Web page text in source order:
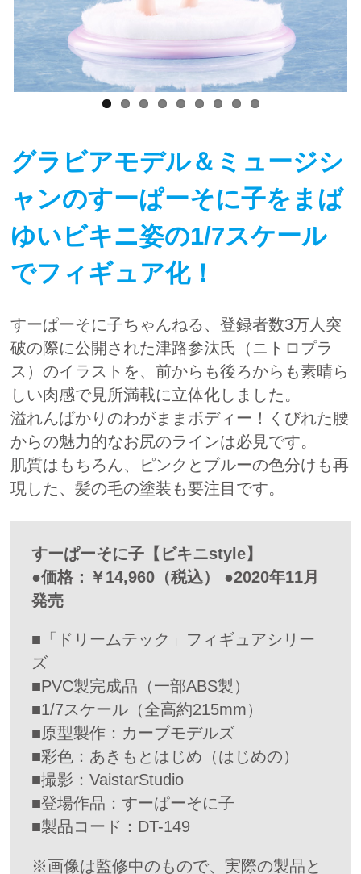
グラビアモデル＆ミュージシ
ャンのすーぱーそに子をまば
ゆいビキニ姿の1/7スケール
でフィギュア化！
すーぱーそに子ちゃんねる、登録者数3万人突
破の際に公開された津路参汰氏（ニトロプラ
ス）のイラストを、前からも後ろからも素晴ら
しい肉感で見所満載に立体化しました。
溢れんばかりのわがままボディー！くびれた腰
からの魅力的なお尻のラインは必見です。
肌質はもちろん、ピンクとブルーの色分けも再
現した、髪の毛の塗装も要注目です。
すーぱーそに子【ビキニstyle】
●価格：￥14,960（税込） ●2020年11月
発売
■「ドリームテック」フィギュアシリー
ズ
■PVC製完成品（一部ABS製）
■1/7スケール（全高約215mm）
■原型製作：カーブモデルズ
■彩色：あきもとはじめ（はじめの）
■撮影：VaistarStudio
■登場作品：すーぱーそに子
■製品コード：DT-149
※画像は監修中のもので、実際の製品と